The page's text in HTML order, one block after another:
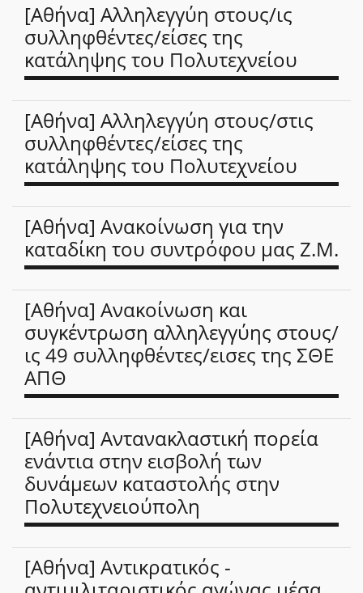
[Αθήνα] Αλληλεγγύη στους/ις
συλληφθέντες/είσες της
κατάληψης του Πολυτεχνείου
[Αθήνα] Αλληλεγγύη στους/στις
συλληφθέντες/είσες της
κατάληψης του Πολυτεχνείου
[Αθήνα] Ανακοίνωση για την
καταδίκη του συντρόφου μας Ζ.Μ.
[Αθήνα] Ανακοίνωση και
συγκέντρωση αλληλεγγύης στους/
ις 49 συλληφθέντες/εισες της ΣΘΕ
ΑΠΘ
[Αθήνα] Αντανακλαστική πορεία
ενάντια στην εισβολή των
δυνάμεων καταστολής στην
Πολυτεχνειούπολη
[Αθήνα] Αντικρατικός -